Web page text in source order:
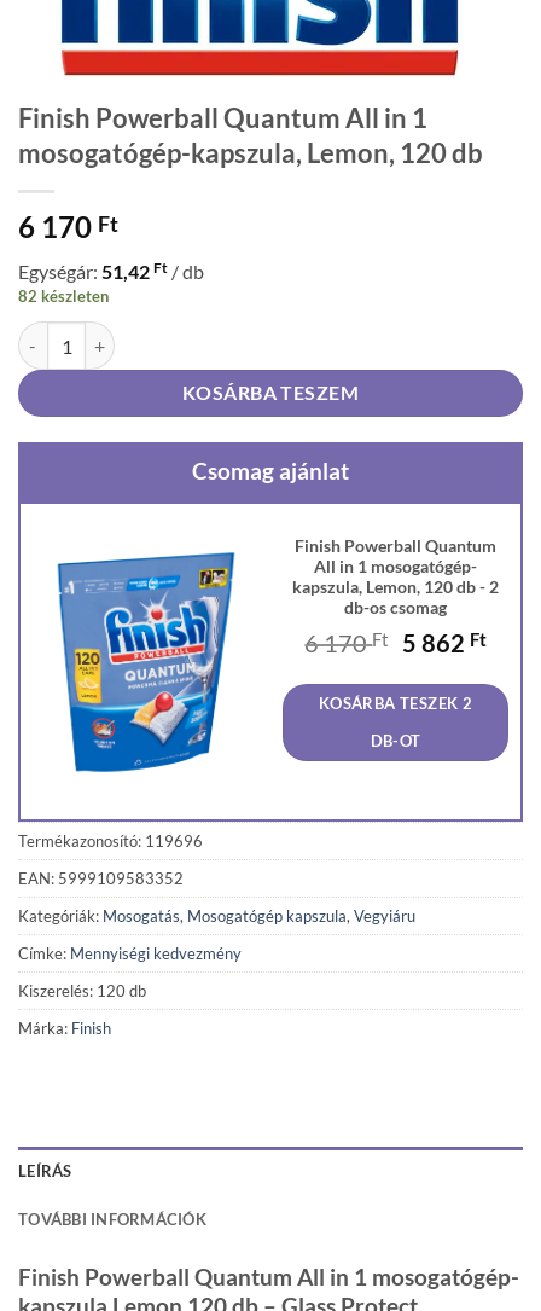
Finish Powerball Quantum All in 1
mosogatógép-kapszula, Lemon, 120 db
6 170 Ft
Egységár: 51,42 Ft / db
82 készleten
Finish Powerball Quantum All in 1 mosogatógép-kapszula, Lemon,
KOSÁRBA TESZEM
Csomag ajánlat
Finish Powerball Quantum
All in 1 mosogatógép-
kapszula, Lemon, 120 db - 2
db-os csomag
6 170Ft
Original
was:
6
170 Ft.
5 862 Ft
is:
862
KOSÁRBA TESZEK 2
DB-OT
Termékazonosító: 119696
EAN: 5999109583352
Kategóriák: Mosogatás, Mosogatógép kapszula, Vegyiáru
Címke: Mennyiségi kedvezmény
Kiszerelés: 120 db
Márka: Finish
LEÍRÁS
TOVÁBBI INFORMÁCIÓK
Finish Powerball Quantum All in 1 mosogatógép-
kapszula Lemon 120 db – Glass Protect